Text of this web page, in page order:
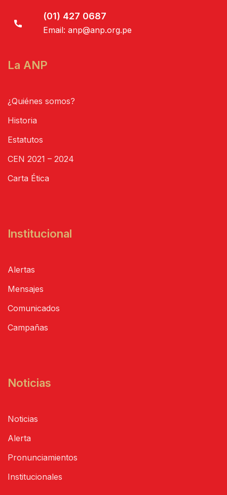
(01) 427 0687
Email: anp@anp.org.pe
La ANP
¿Quiénes somos?
Historia
Estatutos
CEN 2021 – 2024
Carta Ética
Institucional
Alertas
Mensajes
Comunicados
Campañas
Noticias
Noticias
Alerta
Pronunciamientos
Institucionales